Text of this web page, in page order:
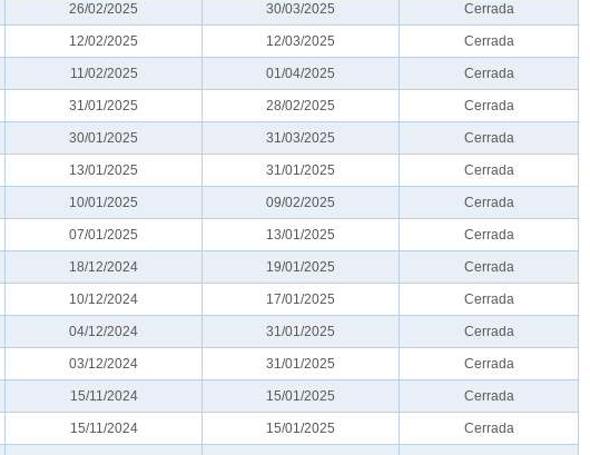
26/02/2025 30/03/2025 Cerrada
12/02/2025 12/03/2025 Cerrada
11/02/2025 01/04/2025 Cerrada
31/01/2025 28/02/2025 Cerrada
30/01/2025 31/03/2025 Cerrada
13/01/2025 31/01/2025 Cerrada
10/01/2025 09/02/2025 Cerrada
07/01/2025 13/01/2025 Cerrada
18/12/2024 19/01/2025 Cerrada
10/12/2024 17/01/2025 Cerrada
04/12/2024 31/01/2025 Cerrada
03/12/2024 31/01/2025 Cerrada
15/11/2024 15/01/2025 Cerrada
15/11/2024 15/01/2025 Cerrada